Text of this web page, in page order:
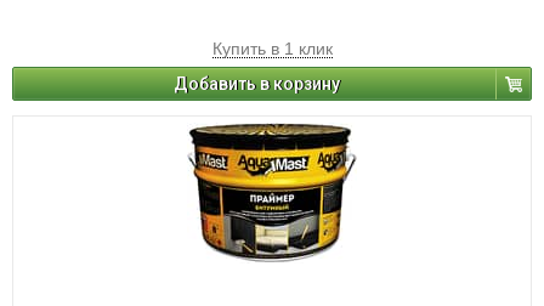
Купить в 1 клик
Добавить в корзину